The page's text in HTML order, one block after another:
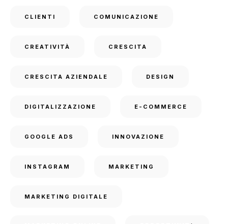
CLIENTI COMUNICAZIONE
CREATIVITÀ CRESCITA
CRESCITA AZIENDALE DESIGN
DIGITALIZZAZIONE E-COMMERCE
GOOGLE ADS INNOVAZIONE
INSTAGRAM MARKETING
MARKETING DIGITALE